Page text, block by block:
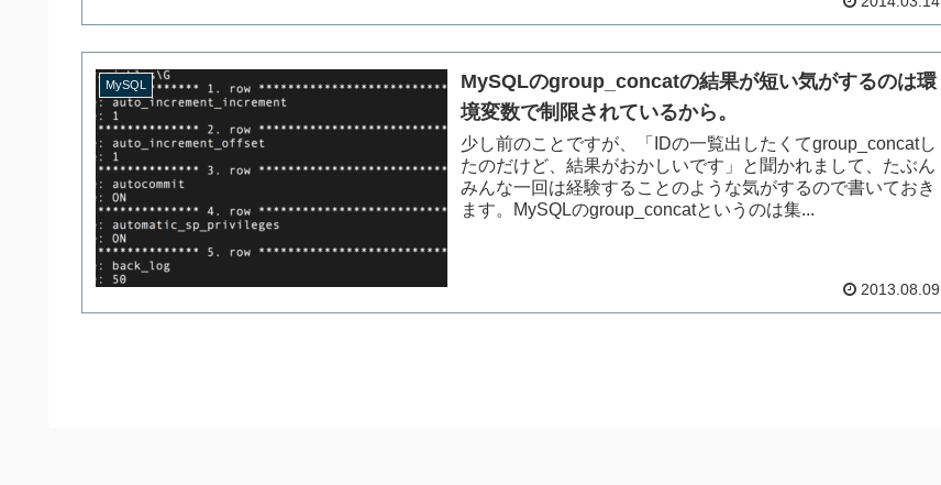
MySQL
MySQLのgroup_concatの結果が短い気がするのは環
境変数で制限されているから。
少し前のことですが、「IDの一覧出したくてgroup_concatし
たのだけど、結果がおかしいです」と聞かれまして、たぶん
みんな一回は経験することのような気がするので書いておき
ます。MySQLのgroup_concatというのは集...
2013.08.09